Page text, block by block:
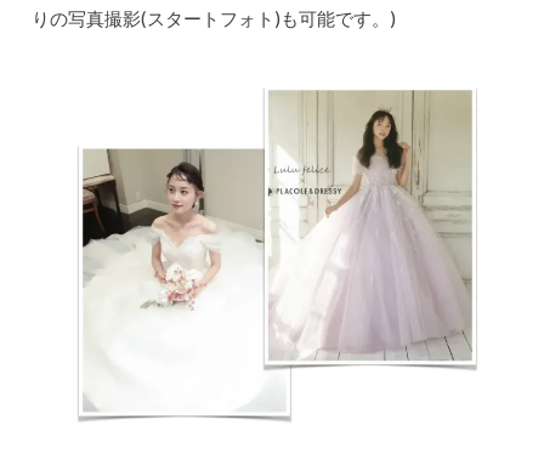
りの写真撮影(スタートフォト)も可能です。)